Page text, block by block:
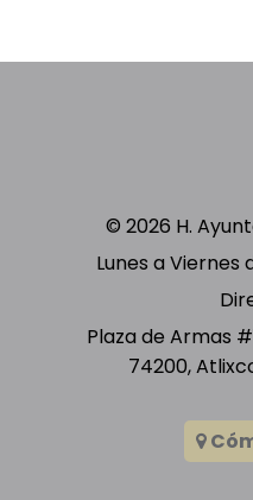
© 2026 H.
Lunes a Viernes
Plaza de Armas
74200,